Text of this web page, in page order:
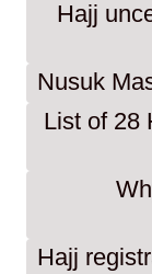
Hajj
Nusuk
List of 28
Hajj